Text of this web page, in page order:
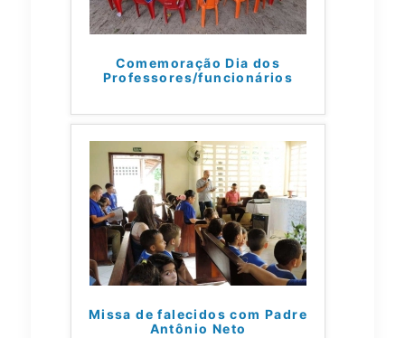
Comemoração Dia dos
Professores/funcionários
Missa de falecidos com Padre
Antônio Neto